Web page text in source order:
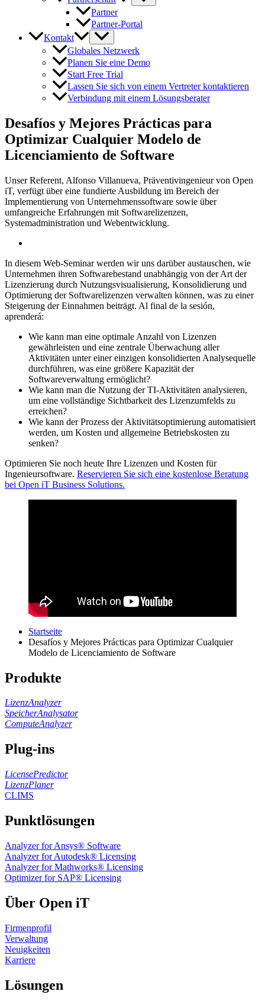
Partner
Partner-Portal
Kontakt
Globales Netzwerk
Planen Sie eine Demo
Start Free Trial
Lassen Sie sich von einem Vertreter kontaktieren
Verbindung mit einem Lösungsberater
Desafíos y Mejores Prácticas para
Optimizar Cualquier Modelo de
Licenciamiento de Software
Unser Referent, Alfonso Villanueva, Präventivingenieur von Open
iT, verfügt über eine fundierte Ausbildung im Bereich der
Implementierung von Unternehmenssoftware sowie über
umfangreiche Erfahrungen mit Softwarelizenzen,
Systemadministration und Webentwicklung.
In diesem Web-Seminar werden wir uns darüber austauschen, wie
Unternehmen ihren Softwarebestand unabhängig von der Art der
Lizenzierung durch Nutzungsvisualisierung, Konsolidierung und
Optimierung der Softwarelizenzen verwalten können, was zu einer
Steigerung der Einnahmen beiträgt. Al final de la sesión,
aprenderá:
Wie kann man eine optimale Anzahl von Lizenzen
gewährleisten und eine zentrale Überwachung aller
Aktivitäten unter einer einzigen konsolidierten Analysequelle
durchführen, was eine größere Kapazität der
Softwareverwaltung ermöglicht?
Wie kann man die Nutzung der TI-Aktivitäten analysieren,
um eine vollständige Sichtbarkeit des Lizenzumfelds zu
erreichen?
Wie kann der Prozess der Aktivitätsoptimierung automatisiert
werden, um Kosten und allgemeine Betriebskosten zu
senken?
Optimieren Sie noch heute Ihre Lizenzen und Kosten für
Ingenieursoftware. Reservieren Sie sich eine kostenlose Beratung
bei Open iT Business Solutions.
Startseite
Desafíos y Mejores Prácticas para Optimizar Cualquier
Modelo de Licenciamiento de Software
Produkte
LizenzAnalyzer
SpeicherAnalysator
ComputeAnalyzer
Plug-ins
LicensePredictor
LizenzPlaner
CLIMS
Punktlösungen
Analyzer for Ansys® Software
Analyzer for Autodesk® Licensing
Analyzer for Mathworks® Licensing
Optimizer for SAP® Licensing
Über Open iT
Firmenprofil
Verwaltung
Neuigkeiten
Karriere
Lösungen